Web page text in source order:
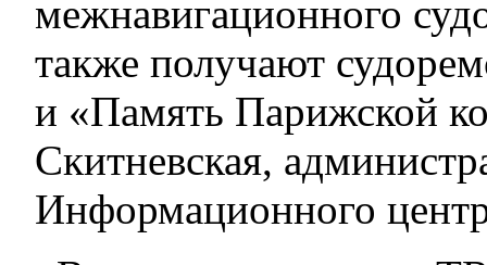
межнавигационного
также получают
и «Память Парижской
Скитневская,
Информационного